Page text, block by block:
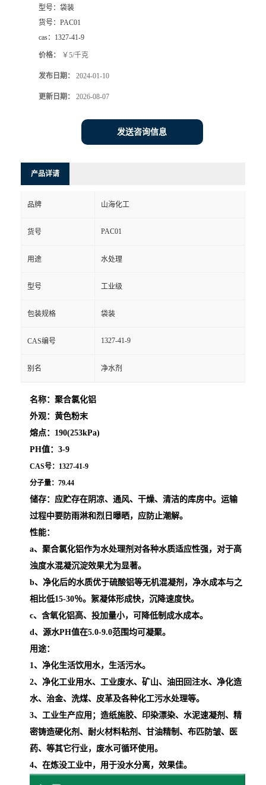
型号： 袋装
货号： PAC01
cas： 1327-41-9
价格： ￥5/千克
发布日期： 2024-01-10
更新日期： 2026-08-07
发送咨询信息
产品详请
品牌 山海化工
货号 PAC01
用途 水处理
型号 工业级
包装规格 袋装
CAS编号 1327-41-9
别名 净水剂
名称：聚合氯化铝
外观：黄色粉末
熔点： 190(253kPa)
PH值：3-9
CAS号：1327-41-9
分子量：79.44
储存： 应贮存在阴凉、通风、干燥、清洁的库房中。运输
过程中要防雨淋和烈日曝晒，应防止潮解。
性能：
a、聚合氯化铝作为水处理剂对各种水质适应性强，对于高
浊度水混凝沉淀效果尤为显著。
b、净化后的水质优于硫酸铝等无机混凝剂，净水成本与之
相比低15-30％。絮凝体形成快，沉降速度快。
c、含氧化铝高、投加量小，可降低制成水成本。
d、源水PH值在5.0-9.0范围均可凝聚。
用途：
1、净化生活饮用水，生活污水。
2、净化工业用水、工业废水、矿山、油田回注水、净化造
水、治金、洗煤、皮革及各种化工污水处理等。
3、工业生产应用；造纸施胶、印染漂染、水泥速凝剂、精
密铸造硬化剂、耐火材料粘剂、甘油精制、布匹防皱、医
药、等其它行业，废水可循环使用。
4、在炼没工业中，用于没水分离，效果佳。